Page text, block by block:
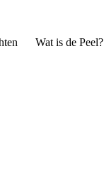
Wat is de Peel?